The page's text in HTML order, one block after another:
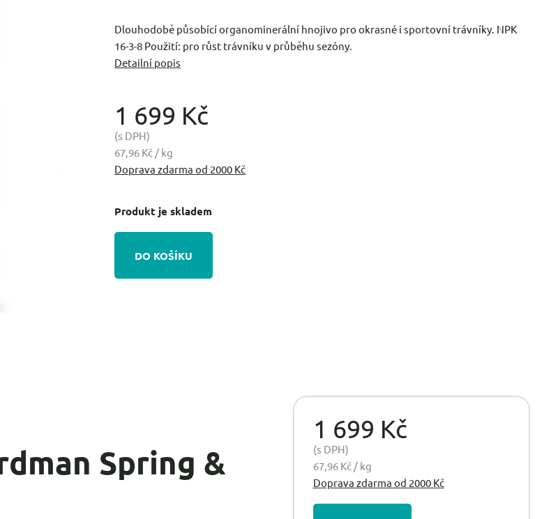
Dlouhodobě působící organominerální hnojivo pro okrasné i sportovní trávníky. NPK
16-3-8 Použití: pro růst trávníku v průběhu sezóny.
Detailní popis
1 699 Kč
(s DPH)
67,96 Kč / kg
Doprava zdarma od 2000 Kč
Produkt je skladem
DO KOŠÍKU
Spring &
1 699 Kč
(s DPH)
67,96 Kč / kg
Doprava zdarma od 2000 Kč